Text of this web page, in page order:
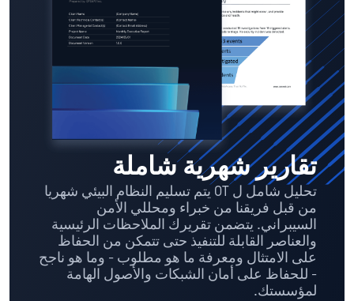
تقارير شهرية شاملة
تحليل شامل ل OT يتم تسليم النظام البيئي شهريا
من قبل فريقنا من خبراء ومحللي الأمن
السيبراني. يتضمن تقريرك الملاحظات الرئيسية
والعناصر القابلة للتنفيذ حتى تتمكن من الحفاظ
على الامتثال ومعرفة ما هو مطلوب - وما هو ناجح
- للحفاظ على أمان الشبكات والأصول الهامة
لمؤسستك.